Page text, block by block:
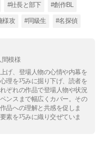
#社長と部下 #創作BL
様攻 #同級生 #名探偵
間模様
げ、登場人物の心情や内幕を
理を巧みに掘り下げ、読者を
ぞれの作品で登場人物や状況
ンスまで幅広くカバー。その
品への理解と共感を促しま
素を巧みに織り交ぜていま